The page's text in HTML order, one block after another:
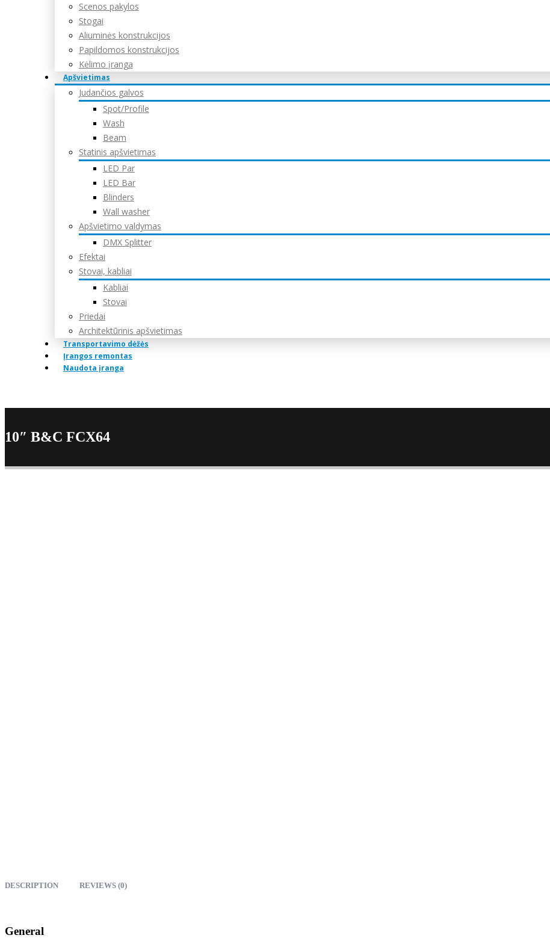
Scenos pakylos
Stogai
Aliuminės konstrukcijos
Papildomos konstrukcijos
Kėlimo įranga
Apšvietimas
Judančios galvos
Spot/Profile
Wash
Beam
Statinis apšvietimas
LED Par
LED Bar
Blinders
Wall washer
Apšvietimo valdymas
DMX Splitter
Efektai
Stovai, kabliai
Kabliai
Stovai
Priedai
Architektūrinis apšvietimas
Transportavimo dėžės
Įrangos remontas
Naudota įranga
10″ B&C FCX64
DESCRIPTION REVIEWS (0)
General